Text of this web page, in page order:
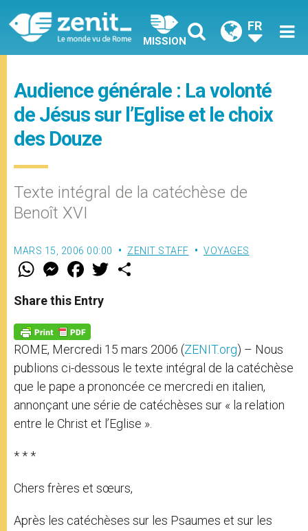
MISSION
FR
Audience générale : La volonté
de Jésus sur l’Eglise et le choix
des Douze
Texte intégral de la catéchèse de
Benoît XVI
MARS 15, 2006 00:00 ZENIT STAFF VOYAGES
W
t
s
p
p
M
e
s
e
g
e
r
F
a
e
b
o
k
w
Share this Entry
ROME, Mercredi 15 mars 2006 (ZENIT.org) – Nous
publions ci-dessous le texte intégral de la catéchèse
que le pape a prononcée ce mercredi en italien,
annonçant une série de catéchèses sur « la relation
entre le Christ et l’Eglise ».
* * *
Chers frères et sœurs,
Après les catéchèses sur les Psaumes et sur les